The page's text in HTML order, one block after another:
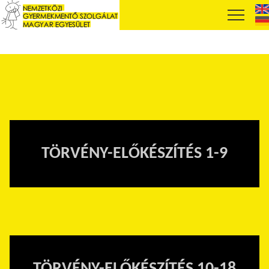
TÖRVÉNY-ELŐKÉSZÍTÉS 1-9